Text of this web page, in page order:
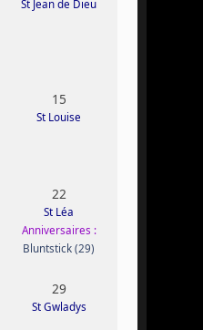
St Jean de Dieu
15
St Louise
22
St Léa
Anniversaires :
Bluntstick (29)
29
St Gwladys